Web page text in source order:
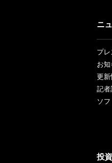
ニ
プ
お
更新
記
ソ
投